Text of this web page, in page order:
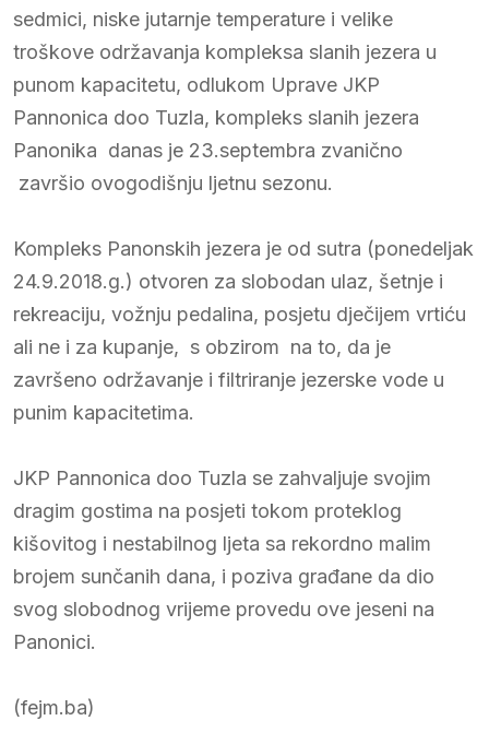
sedmici, niske jutarnje temperature i velike
troškove održavanja kompleksa slanih jezera u
punom kapacitetu, odlukom Uprave JKP
Pannonica doo Tuzla, kompleks slanih jezera
Panonika danas je 23.septembra zvanično
završio ovogodišnju ljetnu sezonu.
Kompleks Panonskih jezera je od sutra (ponedeljak
24.9.2018.g.) otvoren za slobodan ulaz, šetnje i
rekreaciju, vožnju pedalina, posjetu dječijem vrtiću
ali ne i za kupanje, s obzirom na to, da je
završeno održavanje i filtriranje jezerske vode u
punim kapacitetima.
JKP Pannonica doo Tuzla se zahvaljuje svojim
dragim gostima na posjeti tokom proteklog
kišovitog i nestabilnog ljeta sa rekordno malim
brojem sunčanih dana, i poziva građane da dio
svog slobodnog vrijeme provedu ove jeseni na
Panonici.
(fejm.ba)